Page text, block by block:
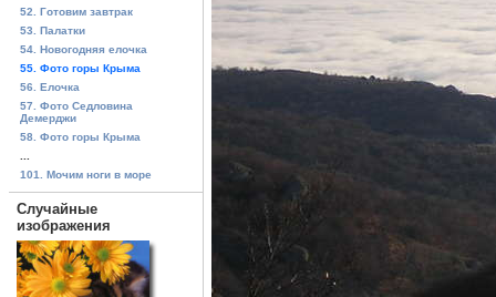
52. Готовим завтрак
53. Палатки
54. Новогодняя елочка
55. Фото горы Крыма
56. Елочка
57. Фото Седловина
Демерджи
58. Фото горы Крыма
101. Мочим ноги в море
Случайные
изображения